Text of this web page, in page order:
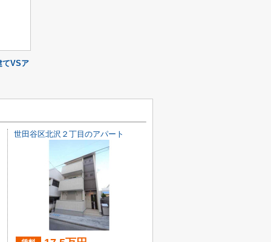
てVSア
世田谷区北沢２丁目のアパート